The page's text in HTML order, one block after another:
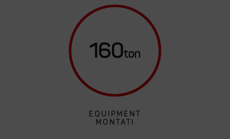
160
EQUIPMENT
MONTATI